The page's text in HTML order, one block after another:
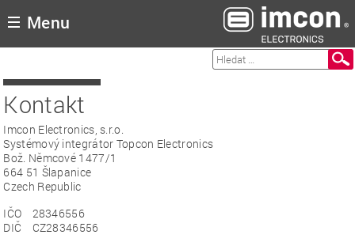
Menu
Kontakt
Imcon Electronics, s.r.o.
Systémový integrátor Topcon Electronics
Bož. Němcové 1477/1
664 51 Šlapanice
Czech Republic
IČO 28346556
DIČ CZ28346556